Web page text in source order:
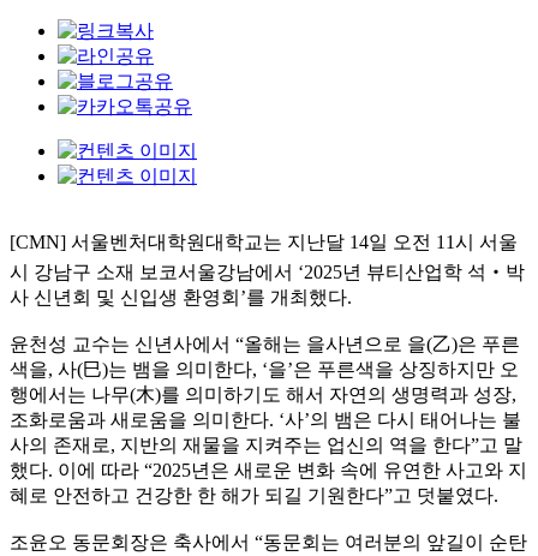
[CMN] 서울벤처대학원대학교는 지난달 14일 오전 11시 서울
시 강남구 소재 보코서울강남에서 ‘2025년 뷰티산업학 석‧박
사 신년회 및 신입생 환영회’를 개최했다.
윤천성 교수는 신년사에서 “올해는 을사년으로 을(乙)은 푸른
색을, 사(巳)는 뱀을 의미한다, ‘을’은 푸른색을 상징하지만 오
행에서는 나무(木)를 의미하기도 해서 자연의 생명력과 성장,
조화로움과 새로움을 의미한다. ‘사’의 뱀은 다시 태어나는 불
사의 존재로, 지반의 재물을 지켜주는 업신의 역을 한다”고 말
했다. 이에 따라 “2025년은 새로운 변화 속에 유연한 사고와 지
혜로 안전하고 건강한 한 해가 되길 기원한다”고 덧붙였다.
조윤오 동문회장은 축사에서 “동문회는 여러분의 앞길이 순탄